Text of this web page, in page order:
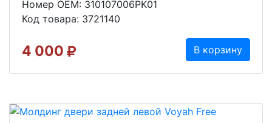
Номер OEM: 310107006PK01
Код товара: 3721140
4 000 В корзину